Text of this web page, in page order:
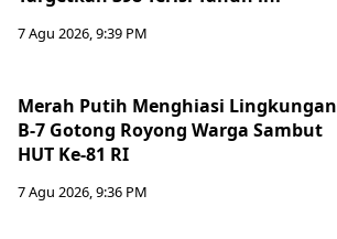
7 Agu 2026, 9:39 PM
Merah Putih Menghiasi Lingkungan
B-7 Gotong Royong Warga Sambut
HUT Ke-81 RI
7 Agu 2026, 9:36 PM